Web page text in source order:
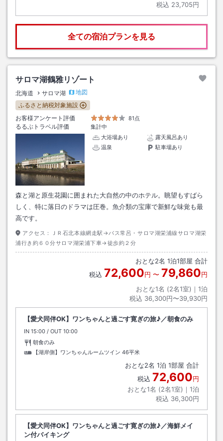
税込 23,705円
全ての宿泊プランを見る
サロマ湖鶴雅リゾート
北海道 サロマ湖
地図
ふるさと納税対象施設
お客様アンケート評価
81点
るるぶトラベル評価
集計中
大浴場あり
露天風呂あり
温泉
駐車場あり
森と湖と原生花園に囲まれた大自然の中のホテル。眺望もすばら
しく、特に落日のドラマは圧巻。魚介類の宝庫で新鮮な味覚も最
高です。
アクセス：
ＪＲ石北本線網走駅→バス常呂・サロマ湖栄浦線サロマ湖栄
浦行き約６０分サロマ湖栄浦下車→徒歩約２分
おとな2名 1泊1部屋 合計
税込 72,600円 〜 79,860円
おとな1名 (2名1室)｜ 1泊
税込 36,300円〜39,930円
【愛犬同伴OK】ワンちゃんと過ごす寛ぎの旅♪／朝食のみ
IN チェックイン
15:00 / OUT チェックアウト
10:00
朝食のみ
【湖岸側】ワンちゃんルームツイン 46平米
おとな2名 1泊 1部屋 合計
税込 72,600円
おとな1名 (2名1室)｜ 1泊
税込 36,300円
【愛犬同伴OK】ワンちゃんと過ごす寛ぎの旅♪／海鮮メイ
ン付バイキング